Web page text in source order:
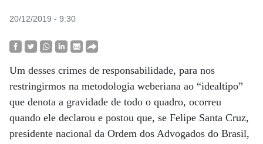
20/12/2019 - 9:30
Um desses crimes de responsabilidade, para nos
restringirmos na metodologia weberiana ao “idealtipo”
que denota a gravidade de todo o quadro, ocorreu
quando ele declarou e postou que, se Felipe Santa Cruz,
presidente nacional da Ordem dos Advogados do Brasil,